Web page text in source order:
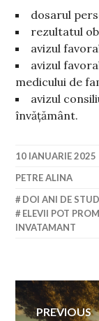
dosarul
rezultatul
avizul
avizul
medicului de
avizul
învățământ.
10 IANUARIE 2025
PETRE ALINA
DOI ANI DE
ELEVII POT
INVATAMANT
PREVIOUS